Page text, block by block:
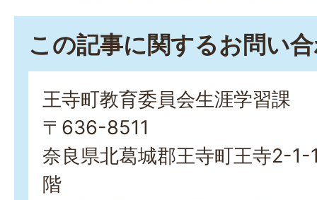
この記事に関するお問い
王寺町教育委員会生涯学習課
〒636-8511
奈良県北葛城郡王寺町王寺2-
階